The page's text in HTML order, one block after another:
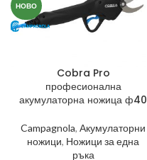
НОВО
Cobra Pro
професионална
акумулаторна ножица ф40
Campagnola, Акумулаторни
ножици, Ножици за една
ръка